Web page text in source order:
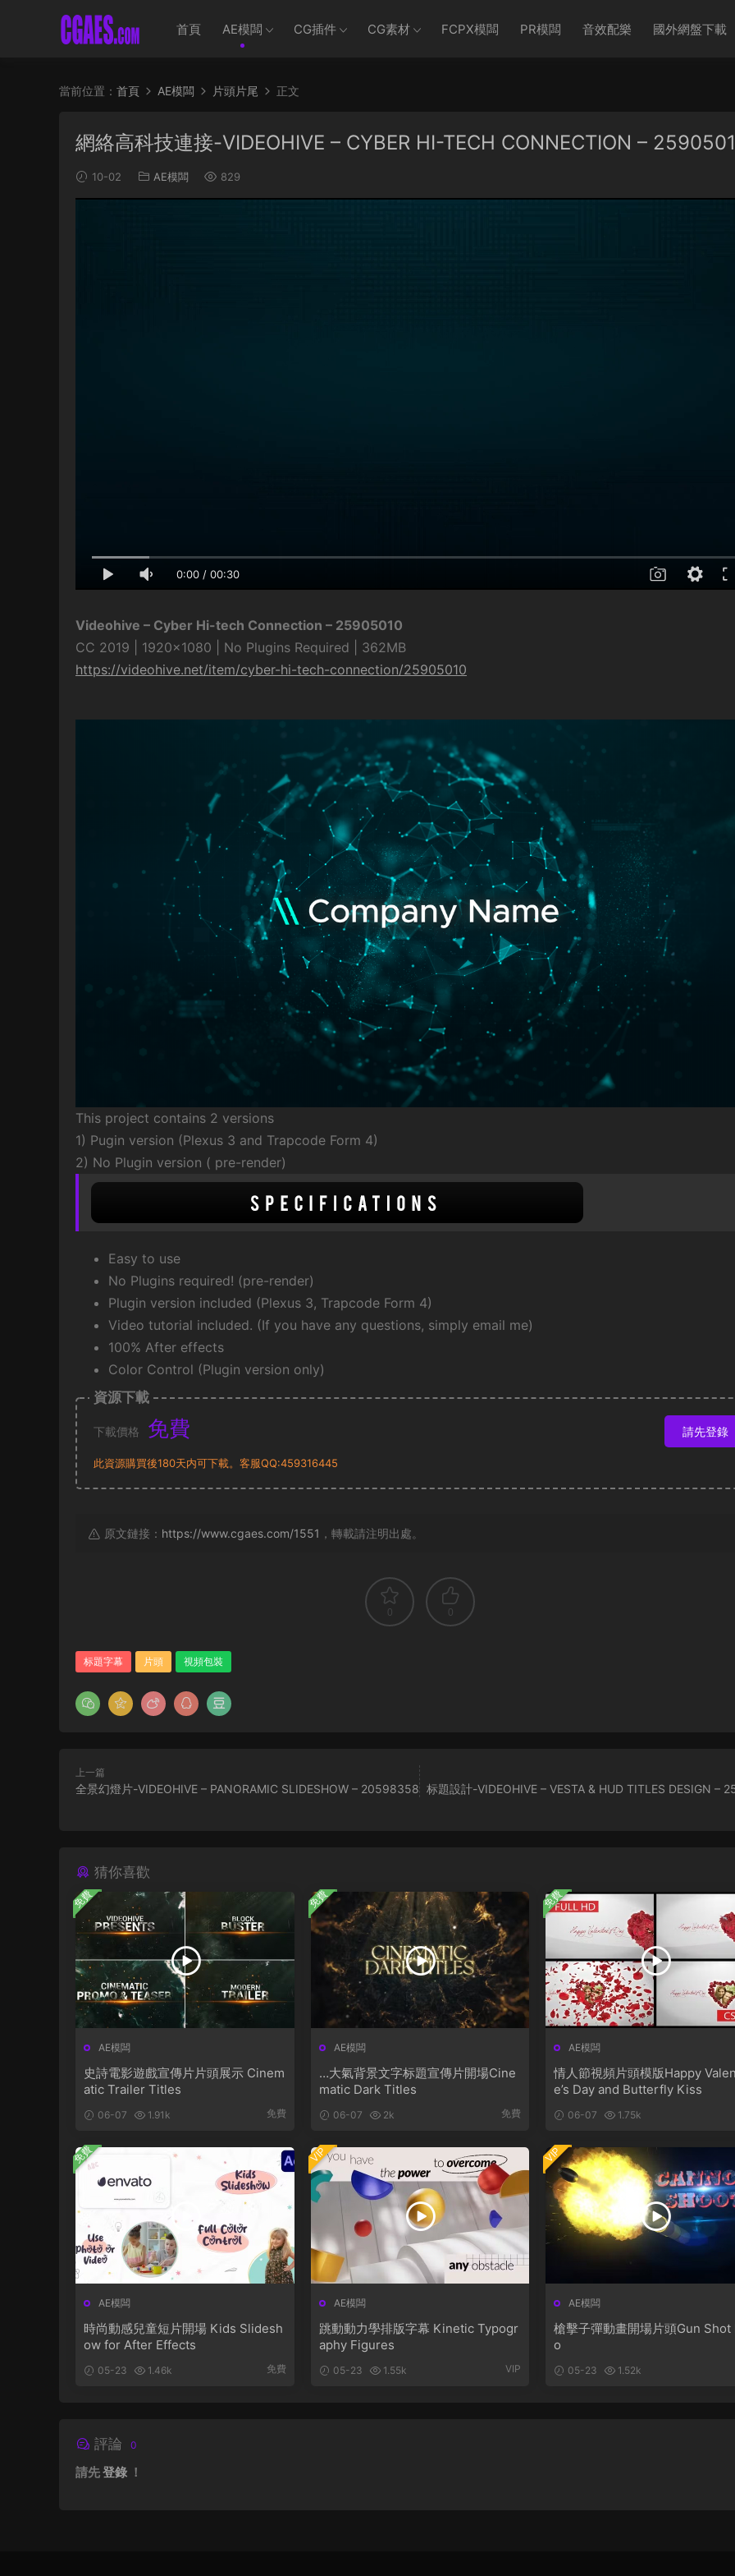
首頁 AE模闆 CG插件 CG素材 FCPX模闆 PR模闆 音效配樂 國外網盤下載
當前位置： 首頁 AE模闆 片頭片尾 正文
網絡高科技連接-VIDEOHIVE – CYBER HI-TECH CONNECTION –
10-02 AE模闆 829
0:00 / 00:30
Videohive – Cyber Hi-tech Connection – 25905010
CC 2019 | 1920×1080 | No Plugins Required | 362MB
https://videohive.net/item/cyber-hi-tech-connection/25905010
This project contains 2 versions
1) Pugin version (Plexus 3 and Trapcode Form 4)
2) No Plugin version ( pre-render)
Easy to use
No Plugins required! (pre-render)
Plugin version included (Plexus 3, Trapcode Form 4)
Video tutorial included. (If you have any questions, simply email me)
100% After effects
Color Control (Plugin version only)
資源下載
下載價格 免費 請先登錄
此資源購買後180天内可下載。客服QQ:459316445
原文鏈接： https://www.cgaes.com/1551 ，轉載請注明出處。
0 0
标題字幕 片頭 視頻包裝
上一篇
全景幻燈片-VIDEOHIVE – PANORAMIC SLIDESHOW – 20598358 标題設計-VIDEOHIVE – VESTA & HUD TITLES DESIGN –
猜你喜歡
AE模闆
史詩電影遊戲宣傳片片頭展示 Cinem
atic Trailer Titles
06-07 1.91k 免費
免費
AE模闆
…大氣背景文字标題宣傳片開場Cine
matic Dark Titles
06-07 2k 免費
免費
AE模闆
情人節視頻片頭模版Happy
e’s Day and Butterfly Kiss
06-07 1.75k
免費
AE模闆
時尚動感兒童短片開場 Kids Slidesh
ow for After Effects
05-23 1.46k 免費
免費
AE模闆
跳動動力學排版字幕 Kinetic Typogr
aphy Figures
05-23 1.55k VIP
VIP
AE模闆
槍擊子彈動畫開場片頭Gun
o
05-23 1.52k
VIP
評論 0
請先登錄 ！